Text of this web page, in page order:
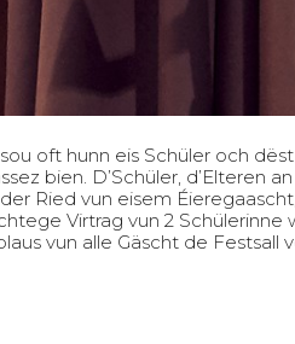
oft hunn eis Schüler och
bien. D’Schüler, d’Elteren
Ried vun eisem
Virtrag vun 2
vun alle Gäscht de Festsall